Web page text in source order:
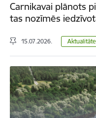
Carnikavai plānots
tas nozīmēs
15.07.2026.